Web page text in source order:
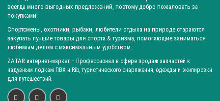
Город: Челябинск
Город: Барнаул
Город: Тюмень
Город: Казань
Ширина рукояти (в ср. части): 30 ± 2 мм
Ширина рукояти (в ср. части): 34 ± 3 мм
Ширина рукояти (в ср. части): 35 ± 2 мм
Длина клинка: 145 ± 2 мм
Длина клинка: 150 ± 3 мм
всегда много выгодных предложений, поэтому добро пожаловать за
покупками!
Спортсмены, охотники, рыбаки, любители отдыха на природе стараются
закупать лучшие товары для спорта & туризма, помогающие заниматься
любимым делом с максимальным удобством.
ZATAR интернет-маркет – Профессионал в сфере продаж запчастей к
надувным лодкам ПВХ и Rib, туристического снаряжения, одежды и экипировки
для путешествий.